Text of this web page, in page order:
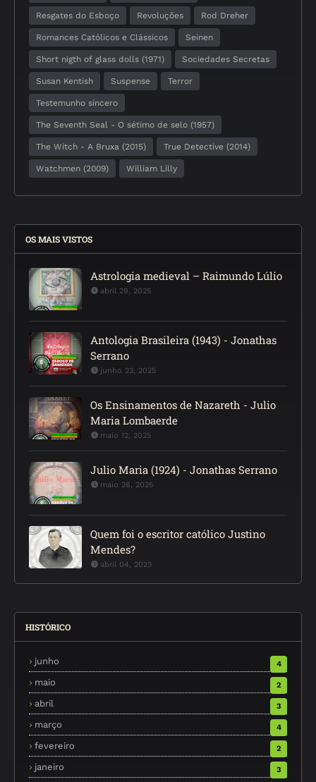
Resgates do Esboço Revoluções Rod Dreher
Romances Católicos e Clássicos Seinen
Short nigth of glass dolls (1971) Sociedades Secretas
Susan Kentish Suspense Terror
Testemunho sincero
The Seventh Seal - O sétimo de selo (1957)
The Witch - A Bruxa (2015) True Detective (2014)
Watchmen (2009) William Lilly
OS MAIS VISTOS
Astrologia medieval – Raimundo Lúlio
abril 29, 2025
Antologia Brasileira (1943) - Jonathas
Serrano
junho 23, 2025
Os Ensinamentos de Nazareth - Julio
Maria Lombaerde
maio 12, 2025
Julio Maria (1924) - Jonathas Serrano
maio 26, 2025
Quem foi o escritor católico Justino
Mendes?
abril 04, 2023
HISTÓRICO
junho 4
maio 2
abril 3
março 4
fevereiro 2
janeiro 3